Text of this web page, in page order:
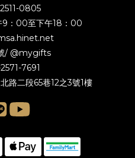
0805
9：00至下午18：00
/ @mygifts
7691
路二段65巷12之3號1樓